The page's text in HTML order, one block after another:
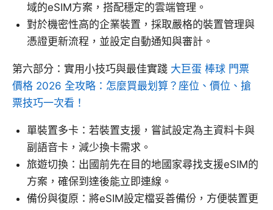
域的eSIM方案，搭配穩定的雲端管理。
對於機密性高的企業裝置，採取嚴格的裝置管理與
憑證更新流程，並設定自動通知與審計。
第六部分：實用小技巧與最佳實踐 大巨蛋 棒球 門票
價格 2026 全攻略：怎麼買最划算？座位、價位、搶
票技巧一次看！
單裝置多卡：若裝置支援，嘗試設定為主資料卡與
副語音卡，減少換卡需求。
旅遊切換：出國前先在目的地國家尋找支援eSIM的
方案，確保到達後能立即連線。
備份與復原：將eSIM設定檔妥善備份，方便裝置更